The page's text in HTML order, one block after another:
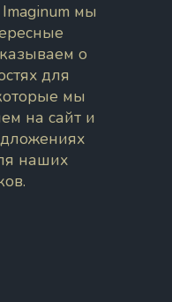
мы
о
для
мы
на сайт и
наших